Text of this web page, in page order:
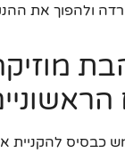
ולהפוך את
כבסיס להקניית